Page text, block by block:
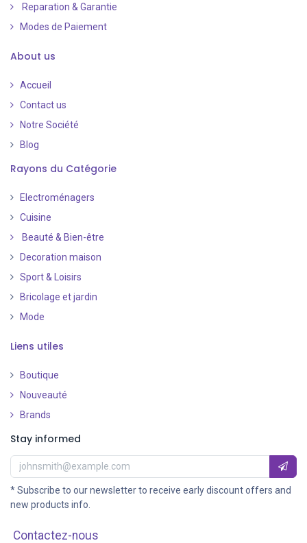
Reparation & Garantie
Modes de Paiement
About us
Accueil
Contact us
Notre Société
Blog
Rayons du Catégorie
Electroménagers
Cuisine
Beauté & Bien-être
Decoration maison
Sport & Loisirs
Bricolage et jardin
Mode
Liens utiles
Boutique
Nouveauté
Brands
Stay informed
* Subscribe to our newsletter to receive early discount offers and
new products info.
Contactez-nous